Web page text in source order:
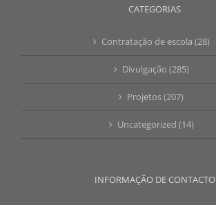
CATEGORIAS
Contratação de escola (28)
Divulgação (285)
Projetos (207)
Uncategorized (14)
INFORMAÇÃO DE CONTACTO